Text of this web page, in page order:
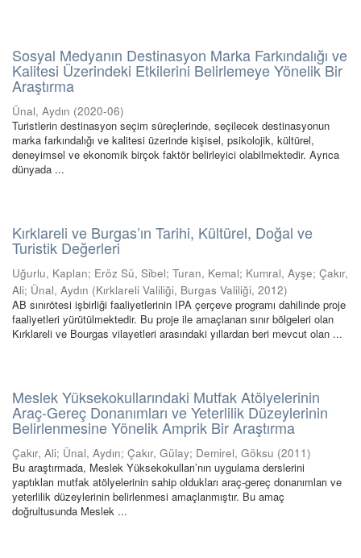
Sosyal Medyanın Destinasyon Marka Farkındalığı ve
Kalitesi Üzerindeki Etkilerini Belirlemeye Yönelik Bir
Araştırma
Ünal, Aydın (2020-06)
Turistlerin destinasyon seçim süreçlerinde, seçilecek destinasyonun
marka farkındalığı ve kalitesi üzerinde kişisel, psikolojik, kültürel,
deneyimsel ve ekonomik birçok faktör belirleyici olabilmektedir. Ayrıca
dünyada ...
Kırklareli ve Burgas’ın Tarihi, Kültürel, Doğal ve
Turistik Değerleri
Uğurlu, Kaplan; Eröz Sü, Sibel; Turan, Kemal; Kumral, Ayşe; Çakır,
Ali; Ünal, Aydın (Kırklareli Valiliği, Burgas Valiliği, 2012)
AB sınırötesi işbirliği faaliyetlerinin IPA çerçeve programı dahilinde proje
faaliyetleri yürütülmektedir. Bu proje ile amaçlanan sınır bölgeleri olan
Kırklareli ve Bourgas vilayetleri arasındaki yıllardan beri mevcut olan ...
Meslek Yüksekokullarındaki Mutfak Atölyelerinin
Araç-Gereç Donanımları ve Yeterlilik Düzeylerinin
Belirlenmesine Yönelik Amprik Bir Araştırma
Çakır, Ali; Ünal, Aydın; Çakır, Gülay; Demirel, Göksu (2011)
Bu araştırmada, Meslek Yüksekokulları’nın uygulama derslerini
yaptıkları mutfak atölyelerinin sahip oldukları araç-gereç donanımları ve
yeterlilik düzeylerinin belirlenmesi amaçlanmıştır. Bu amaç
doğrultusunda Meslek ...